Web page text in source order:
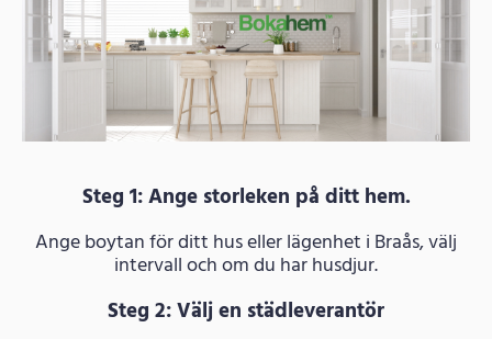
Steg 1: Ange storleken på ditt hem.
Ange boytan för ditt hus eller lägenhet i Braås, välj
intervall och om du har husdjur.
Steg 2: Välj en städleverantör